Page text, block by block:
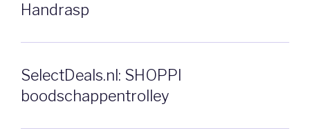
Handrasp
SelectDeals.nl: SHOPPI
boodschappentrolley